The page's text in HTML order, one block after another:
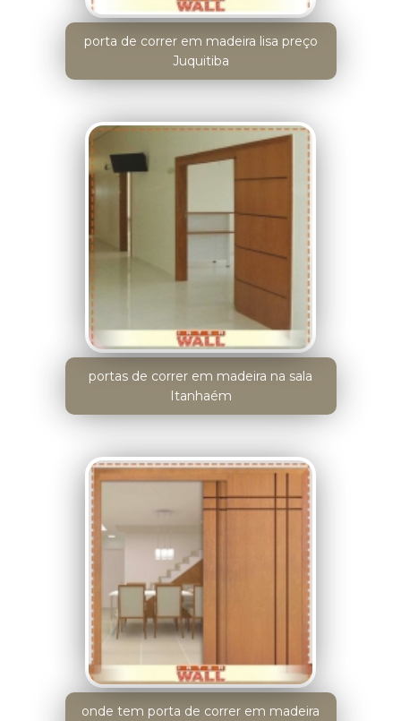
porta de correr em madeira lisa preço
Juquitiba
portas de correr em madeira na sala
Itanhaém
onde tem porta de correr em madeira